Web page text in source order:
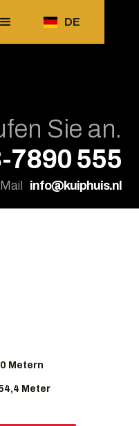
DE
Sie an.
7890 555
info@kuiphuis.nl
Metern
Meter